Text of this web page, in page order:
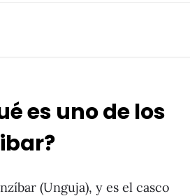
es uno de los
(Unguja), y es el casco